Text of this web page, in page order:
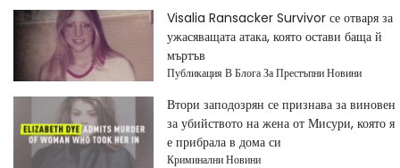
Visalia Ransacker Survivor се отваря за
ужасяващата атака, която остави баща й
мъртъв
Публикация В Блога За Престъпни Новини
Втори заподозрян се признава за виновен
за убийството на жена от Мисури, която я
е прибрала в дома си
Криминални Новини